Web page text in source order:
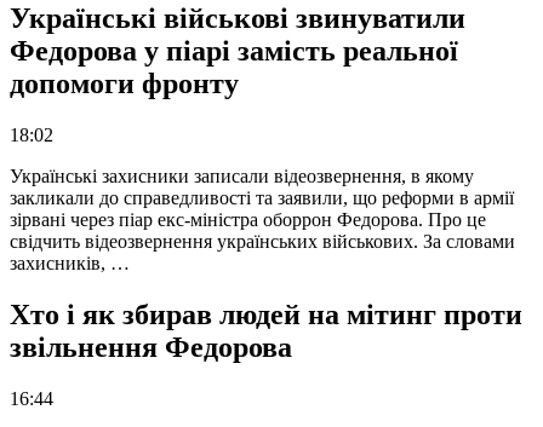
Українські військові звинуватили
Федорова у піарі замість реальної
допомоги фронту
18:02
Українські захисники записали відеозвернення, в якому
закликали до справедливості та заявили, що реформи в армії
зірвані через піар екс-міністра оборрон Федорова. Про це
свідчить відеозвернення українських військових. За словами
захисників, …
Хто і як збирав людей на мітинг проти
звільнення Федорова
16:44